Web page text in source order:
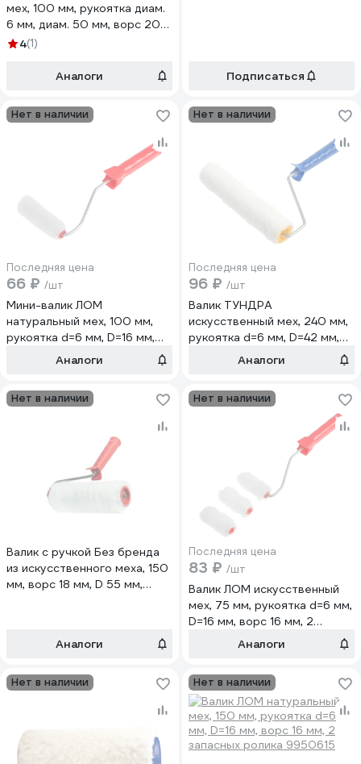
мех, 100 мм, рукоятка диам.
6 мм, диам. 50 мм, ворс 20
мм 7856688
4(1)
Аналоги Подписаться
Нет в наличии
Последняя цена
66 ₽ /шт
Мини-валик ЛОМ
натуральный мех, 100 мм,
рукоятка d=6 мм, D=16 мм,
ворс 16 мм 9950582
Аналоги
Нет в наличии
Последняя цена
96 ₽ /шт
Валик ТУНДРА
искусственный мех, 240 мм,
рукоятка d=6 мм, D=42 мм,
ворс 12 мм 10060453
Аналоги
Нет в наличии
Валик с ручкой Без бренда
из искусственного меха, 150
мм, ворс 18 мм, D 55 мм,
Аналоги
Нет в наличии
Последняя цена
83 ₽ /шт
Валик ЛОМ искусственный
мех, 75 мм, рукоятка d=6 мм,
D=16 мм, ворс 16 мм, 2
запасных ролика 9950610
Аналоги
Нет в наличии Нет в наличии